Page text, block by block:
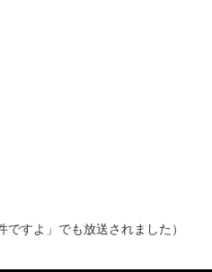
すよ」でも放送されました）